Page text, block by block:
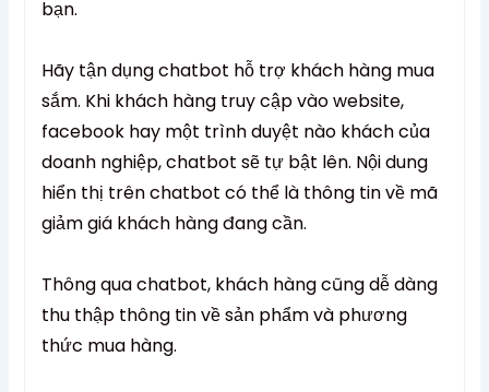
bạn.
Hãy tận dụng chatbot hỗ trợ khách hàng mua
sắm. Khi khách hàng truy cập vào website,
facebook hay một trình duyệt nào khách của
doanh nghiệp, chatbot sẽ tự bật lên. Nội dung
hiển thị trên chatbot có thể là thông tin về mã
giảm giá khách hàng đang cần.
Thông qua chatbot, khách hàng cũng dễ dàng
thu thập thông tin về sản phẩm và phương
thức mua hàng.